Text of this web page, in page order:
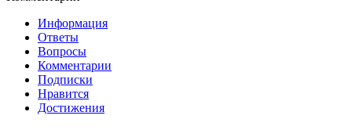
Информация
Ответы
Вопросы
Комментарии
Подписки
Нравится
Достижения